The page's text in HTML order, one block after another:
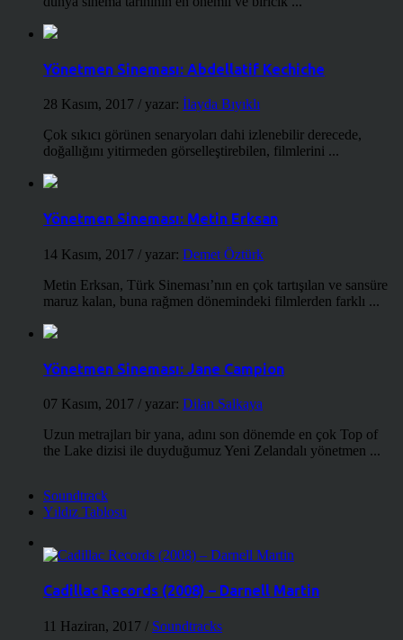
Yönetmen Sineması: Abdellatif Kechiche
28 Kasım, 2017 / yazar: İlayda Bıyıklı
Çok sıkıcı görünen senaryoları dahi izlenebilir derecede,
doğallığını yitirmeden görselleştirebilen, filmlerini ...
Yönetmen Sineması: Metin Erksan
14 Kasım, 2017 / yazar: Demet Öztürk
Metin Erksan, Türk Sineması’nın en çok tartışılan ve sansüre
maruz kalan, buna rağmen dönemindeki filmlerden farklı ...
Yönetmen Sineması: Jane Campion
07 Kasım, 2017 / yazar: Dilan Salkaya
Uzun metrajları bir yana, adını son dönemde en çok Top of
the Lake dizisi ile duyduğumuz Yeni Zelandalı yönetmen ...
Soundtrack
Yıldız Tablosu
Cadillac Records (2008) – Darnell Martin
11 Haziran, 2017 / Soundtracks